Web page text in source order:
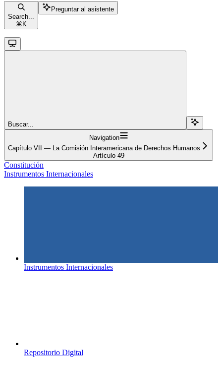
Search...
⌘ K
Preguntar al asistente
Buscar...
Navigation
Capítulo VII — La Comisión Interamericana de Derechos Humanos
Artículo 49
Constitución
Instrumentos Internacionales
Instrumentos Internacionales
Repositorio Digital